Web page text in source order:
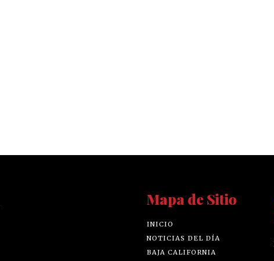
Mapa de Sitio
INICIO
NOTICIAS DEL DÍA
BAJA CALIFORNIA